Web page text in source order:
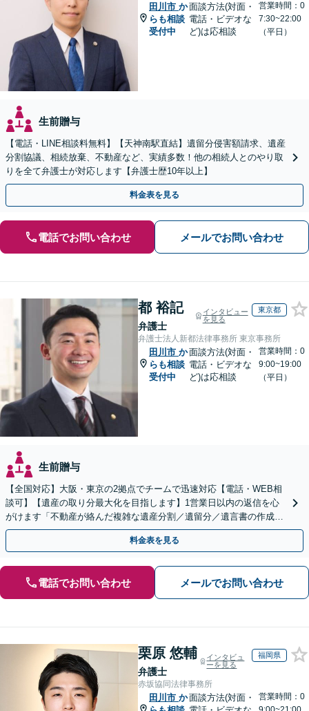
田川市 か
らも相談
受付中
面談方法(対面・
電話・ビデオな
ど)は応相談
営業時間：0
7:30~22:00
（平日）
生前贈与
【電話・LINE相談料無料】【天神南駅直結】遺留分侵害額請求、遺産
分割協議、相続放棄、不動産など、実績多数！他の相続人とのやり取
りを全て弁護士が対応します【弁護士歴10年以上】
料金表を見る
電話でお問い合わせ メールでお問い合わせ
都 裕記
弁護士
インタビュー
を見る
東京都
弁護士法人新都法律事務所 東京事務所
田川市 か
らも相談
受付中
面談方法(対面・
電話・ビデオな
ど)は応相談
営業時間：0
9:00~19:00
（平日）
生前贈与
【全国対応】大阪・東京の2拠点でチームで迅速対応【電話・WEB相
談可】【遺産の取り分最大化を目指します】1営業日以内の返信を心
がけます「不動産が絡んだ複雑な遺産分割／遺留分／遺言書の作成・
執行／事業承継など、お任せください」【休日相談あり】
料金表を見る
電話でお問い合わせ メールでお問い合わせ
栗原 悠輔
弁護士
インタビュ
ーを見る
福岡県
赤坂協同法律事務所
田川市 か面談方法(対面・
営業時間：0